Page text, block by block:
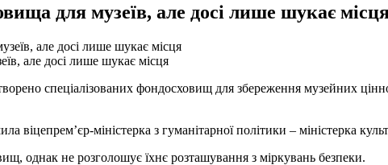
для музеїв, але досі лише шукає
але досі лише шукає місця
спеціалізованих фондосховищ для збереження музейних
віцепрем’єр-міністерка з гуманітарної політики – міністерка
однак не розголошує їхнє розташування з міркувань безпеки.